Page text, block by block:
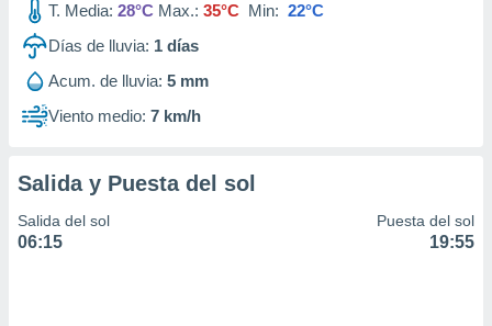
T. Media: 28°C Max.: 35°C Min: 22°C
Días de lluvia: 1 días
Acum. de lluvia: 5 mm
Viento medio: 7 km/h
Salida y Puesta del sol
Salida del sol
06:15
Puesta del sol
19:55